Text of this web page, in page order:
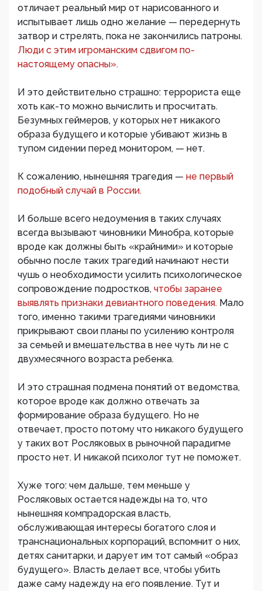
отличает реальный мир от нарисованного и
испытывает лишь одно желание — передернуть
затвор и стрелять, пока не закончились патроны.
Люди с этим игроманским сдвигом по-
настоящему опасны».
И это действительно страшно: террориста еще
хоть как-то можно вычислить и просчитать.
Безумных геймеров, у которых нет никакого
образа будущего и которые убивают жизнь в
тупом сидении перед монитором, — нет.
К сожалению, нынешняя трагедия — не первый
подобный случай в России.
И больше всего недоумения в таких случаях
всегда вызывают чиновники Минобра, которые
вроде как должны быть «крайними» и которые
обычно после таких трагедий начинают нести
чушь о необходимости усилить психологическое
сопровождение подростков, чтобы заранее
выявлять признаки девиантного поведения. Мало
того, именно такими трагедиями чиновники
прикрывают свои планы по усилению контроля
за семьей и вмешательства в нее чуть ли не с
двухмесячного возраста ребенка.
И это страшная подмена понятий от ведомства,
которое вроде как должно отвечать за
формирование образа будущего. Но не
отвечает, просто потому что никакого будущего
у таких вот Росляковых в рыночной парадигме
просто нет. И никакой психолог тут не поможет.
Хуже того: чем дальше, тем меньше у
Росляковых остается надежды на то, что
нынешняя компрадорская власть,
обслуживающая интересы богатого слоя и
транснациональных корпораций, вспомнит о них,
детях санитарки, и дарует им тот самый «образ
будущего». Власть делает все, чтобы убить
даже саму надежду на его появление. Тут и